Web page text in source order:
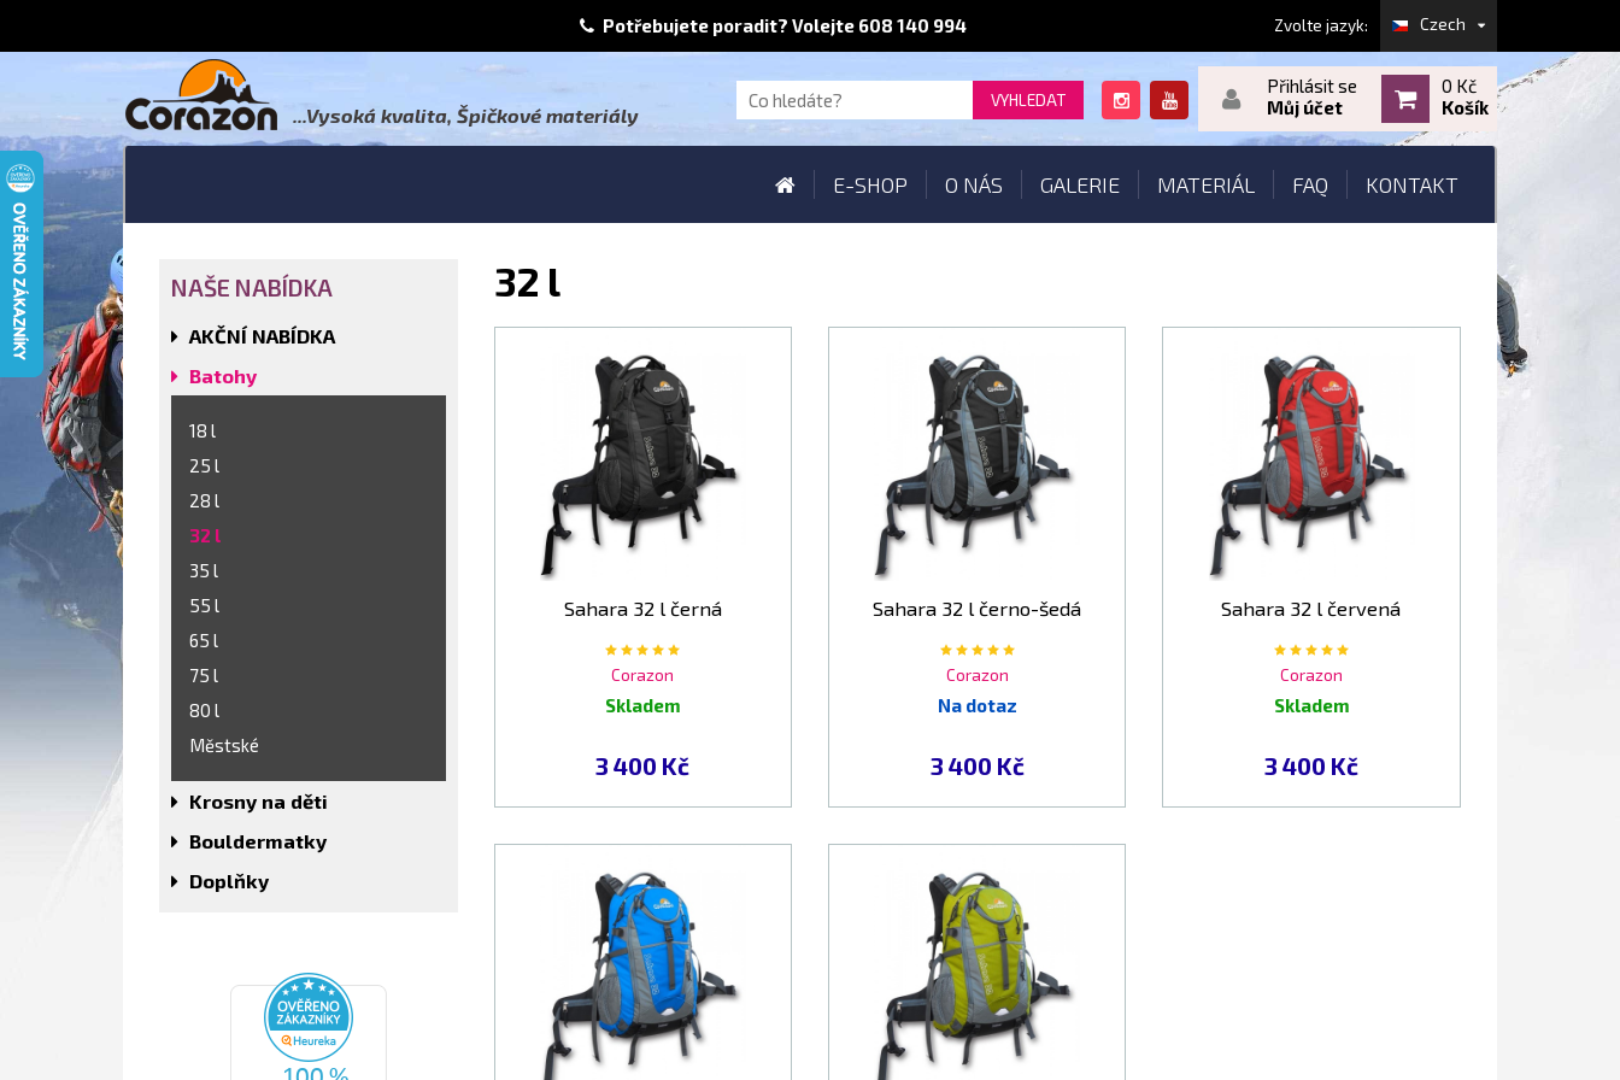
Zvolte jazyk: Czech
Potřebujete poradit? Volejte 608 140 994
...Vysoká kvalita, Špičkové materiály
0 Kč
Košík
Přihlásit se
Můj účet
E-SHOP O NÁS GALERIE MATERIÁL FAQ KONTAKT
NAŠE NABÍDKA
AKČNÍ NABÍDKA
Batohy
18 l
25 l
28 l
32 l
35 l
55 l
65 l
75 l
80 l
Městské
Krosny na děti
Bouldermatky
Doplňky
32 l
Sahara 32 l černá
Corazon
Skladem
3 400 Kč
Sahara 32 l černo-šedá
Corazon
Na dotaz
3 400 Kč
Sahara 32 l červená
Corazon
Skladem
3 400 Kč